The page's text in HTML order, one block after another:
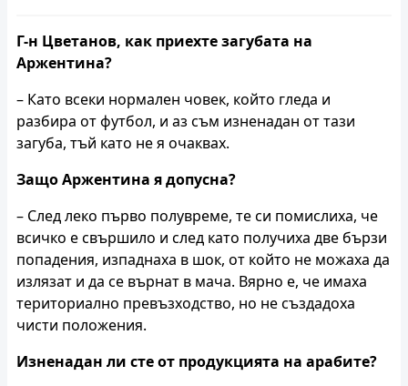
Г-н Цветанов, как приехте загубата на
Аржентина?
– Като всеки нормален човек, който гледа и
разбира от футбол, и аз съм изненадан от тази
загуба, тъй като не я очаквах.
Защо Аржентина я допусна?
– След леко първо полувреме, те си помислиха, че
всичко е свършило и след като получиха две бързи
попадения, изпаднаха в шок, от който не можаха да
излязат и да се върнат в мача. Вярно е, че имаха
териториално превъзходство, но не създадоха
чисти положения.
Изненадан ли сте от продукцията на арабите?